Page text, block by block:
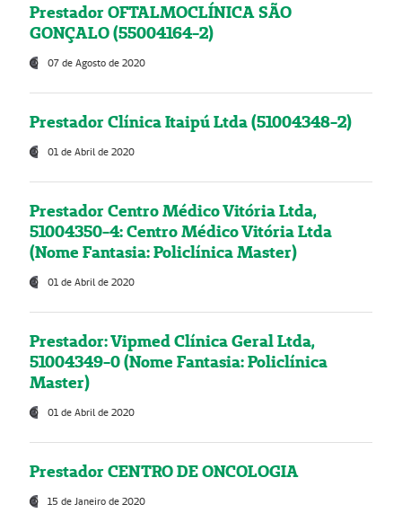
Prestador OFTALMOCLÍNICA SÃO
GONÇALO (55004164-2)
07 de Agosto de 2020
Prestador Clínica Itaipú Ltda (51004348-2)
01 de Abril de 2020
Prestador Centro Médico Vitória Ltda,
51004350-4: Centro Médico Vitória Ltda
(Nome Fantasia: Policlínica Master)
01 de Abril de 2020
Prestador: Vipmed Clínica Geral Ltda,
51004349-0 (Nome Fantasia: Policlínica
Master)
01 de Abril de 2020
Prestador CENTRO DE ONCOLOGIA
15 de Janeiro de 2020